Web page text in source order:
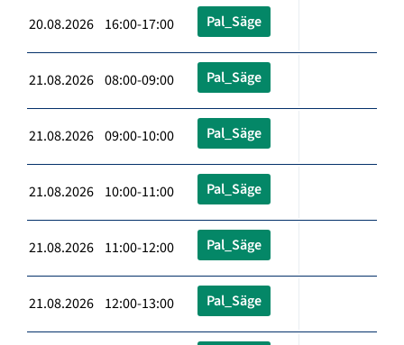
20.08.2026 16:00-17:00 Pal_Säge
21.08.2026 08:00-09:00 Pal_Säge
21.08.2026 09:00-10:00 Pal_Säge
21.08.2026 10:00-11:00 Pal_Säge
21.08.2026 11:00-12:00 Pal_Säge
21.08.2026 12:00-13:00 Pal_Säge